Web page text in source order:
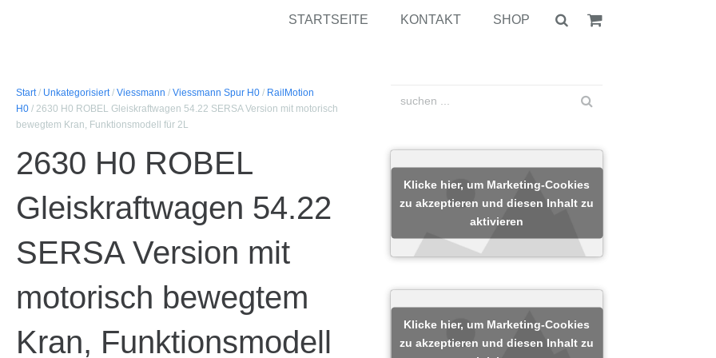
STARTSEITE KONTAKT SHOP
Start/ Unkategorisiert/Viessmann /Viessmann Spur H0 / RailMotion
H0 / 2630 H0 ROBEL Gleiskraftwagen 54.22 SERSA Version mit motorisch
bewegtem Kran, Funktionsmodell für 2L
2630 H0 ROBEL
Gleiskraftwagen 54.22
SERSA Version mit
motorisch bewegtem
Kran, Funktionsmodell
Klicke hier, um Marketing-Cookies
zu akzeptieren und diesen Inhalt zu
aktivieren
Klicke hier, um Marketing-Cookies
zu akzeptieren und diesen Inhalt zu